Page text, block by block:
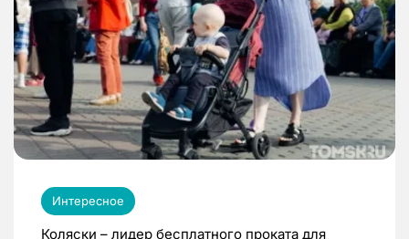
Интересное
Коляски – лидер бесплатного проката для